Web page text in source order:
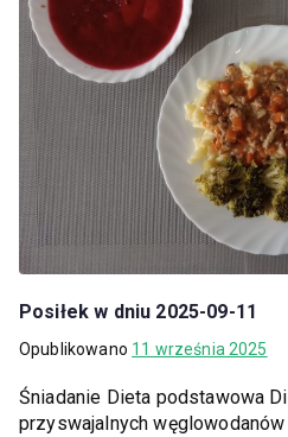
Posiłek w dniu 2025-09-11
Opublikowano 11 września 2025
Śniadanie Dieta podstawowa
przyswajalnych